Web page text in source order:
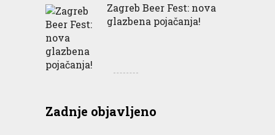
Zagreb Beer Fest: nova
glazbena pojačanja!
Zadnje objavljeno